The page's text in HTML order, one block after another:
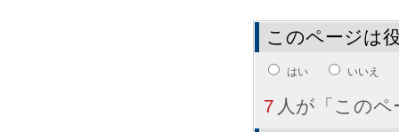
このページは
はい いいえ
7 人が「この